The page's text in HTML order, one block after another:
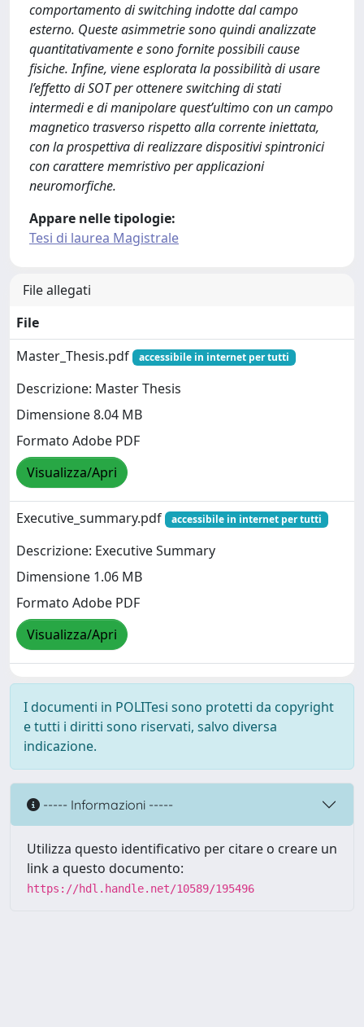
comportamento di switching indotte dal campo
esterno. Queste asimmetrie sono quindi analizzate
quantitativamente e sono fornite possibili cause
fisiche. Infine, viene esplorata la possibilità di usare
l’effetto di SOT per ottenere switching di stati
intermedi e di manipolare quest’ultimo con un campo
magnetico trasverso rispetto alla corrente iniettata,
con la prospettiva di realizzare dispositivi spintronici
con carattere memristivo per applicazioni
neuromorfiche.
Appare nelle tipologie:
Tesi di laurea Magistrale
File allegati
File
Master_Thesis.pdf
accessibile in internet per tutti
Descrizione: Master Thesis
Dimensione 8.04 MB
Formato Adobe PDF
Visualizza/Apri
Executive_summary.pdf accessibile in internet per tutti
Descrizione: Executive Summary
Dimensione 1.06 MB
Formato Adobe PDF
Visualizza/Apri
I documenti in POLITesi sono protetti da copyright
e tutti i diritti sono riservati, salvo diversa
indicazione.
----- Informazioni -----
Utilizza questo identificativo per citare o creare un
link a questo documento:
https://hdl.handle.net/10589/195496